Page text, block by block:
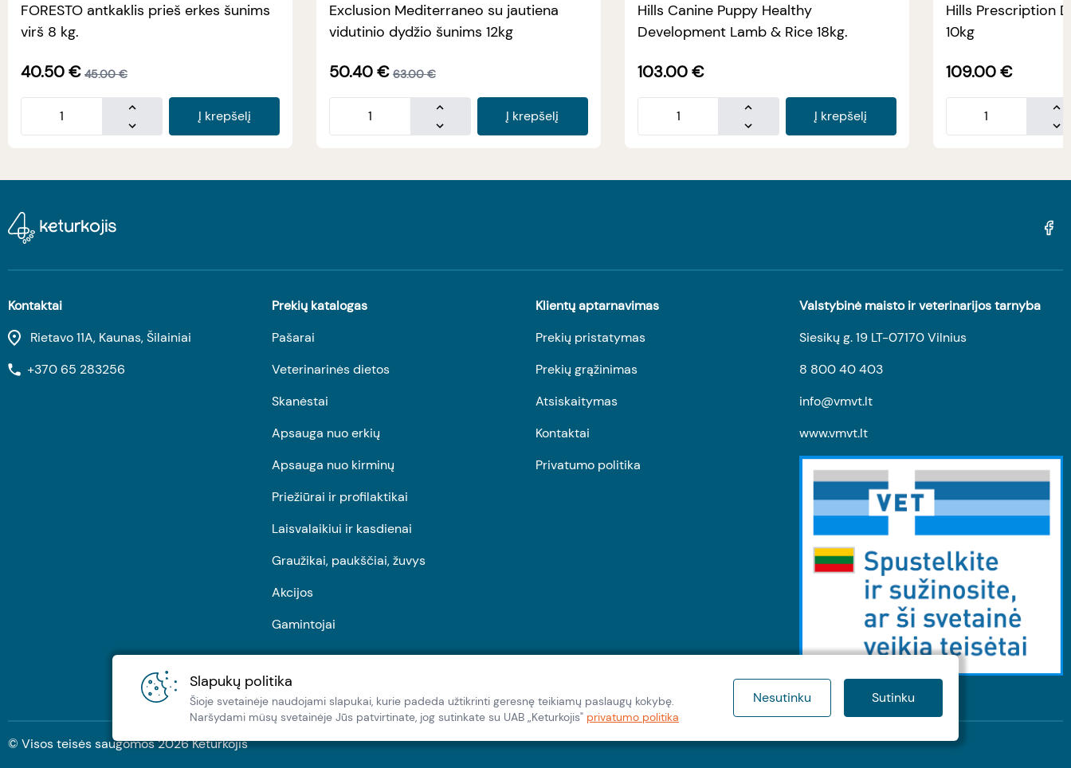
Slapukų politika
Šioje svetainėje naudojami slapukai, kurie padeda užtikrinti geresnę teikiamų paslaugų kokybę.
Naršydami müsų svetainėje Jūs patvirtinate, jog sutinkate su UAB „Keturkojis" privatumo politika
Nesutinku Sutinku
FORESTO antkaklis prieš erkes šunims
virš 8 kg.
40.50€ 45.00 €
Į krepšelį
Exclusion Mediterraneo su jautiena
vidutinio dydžio šunims 12kg
50.40€ 63.00 €
Į krepšelį
Hills Canine Puppy Healthy
Development Lamb & Rice 18kg.
103.00 €
Į krepšelį
Hills Prescription
10kg
109.00 €
Kontaktai
Rietavo 11A, Kaunas, Šilainiai
+370 65 283256
Prekių katalogas
Pašarai
Veterinarinės dietos
Skanėstai
Apsauga nuo erkių
Apsauga nuo kirminų
Priežiūrai ir profilaktikai
Laisvalaikiui ir kasdienai
Graužikai, paukščiai, žuvys
Akcijos
Gamintojai
Klientų aptarnavimas
Prekių pristatymas
Prekių grąžinimas
Atsiskaitymas
Kontaktai
Privatumo politika
Valstybinė maisto ir veterinarijos tarnyba
Siesikų g. 19 LT-07170 Vilnius
8 800 40 403
info@vmvt.lt
www.vmvt.lt
© Visos teisės saugomos2026Keturkojis